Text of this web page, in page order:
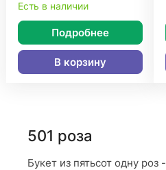
Есть в наличии
Подробнее
В корзину
501 роза
Букет из пятьсот одну роз